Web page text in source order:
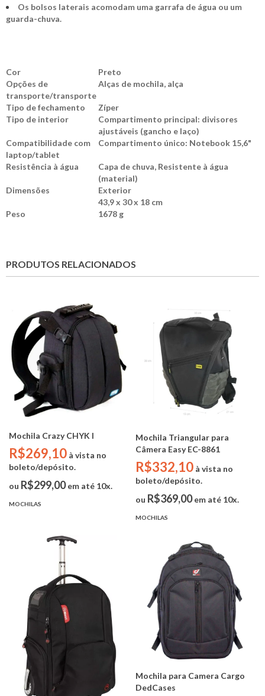
Os bolsos laterais acomodam uma garrafa de água ou um
guarda-chuva.
Cor
Preto
Opções de
transporte/transporte
Alças de mochila, alça
Tipo de fechamento
Zíper
Tipo de interior
Compartimento principal: divisores
ajustáveis ​​(gancho e laço)
Compatibilidade com
laptop/tablet
Compartimento único: Notebook 15,6"
Resistência à água
Capa de chuva, Resistente à água
(material)
Dimensões
Exterior
43,9 x 30 x 18 cm
Peso
1678 g
PRODUTOS RELACIONADOS
Mochila Crazy CHYK I
R$269,10 à vista no
boleto/depósito.
ou R$299,00em até 10x.
MOCHILAS
Mochila Triangular para
Câmera Easy EC-8861
R$332,10 à vista no
boleto/depósito.
ou R$369,00em até 10x.
MOCHILAS
Mochila para Camera Cargo
DedCases